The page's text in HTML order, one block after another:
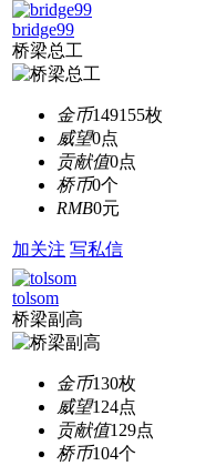
bridge99
桥梁总工
金币149155枚
威望0点
贡献值0点
桥币0个
RMB0元
加关注 写私信
tolsom
桥梁副高
金币130枚
威望124点
贡献值129点
桥币104个